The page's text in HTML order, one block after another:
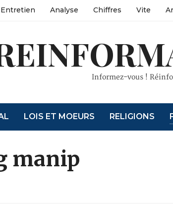
Entretien Analyse Chiffres Vite
Informez-vous !
LOIS ET MOEURS RELIGIONS
manip